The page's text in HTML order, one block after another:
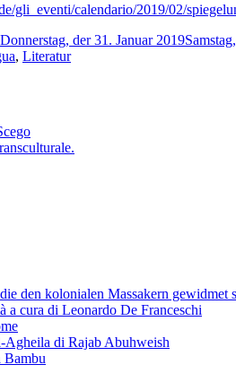
gli_eventi/calendario/2019/02/
Donnerstag, der 31. Januar 2019
, Literatur
den kolonialen Massakern
cura di Leonardo De Franceschi
di Rajab Abuhweish
Bambu